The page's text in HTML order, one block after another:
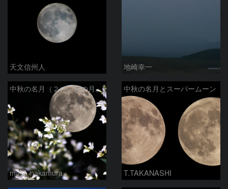
天文信州人 地崎幸一
中秋の名月（２）「萩の月」
masa-nakamura
中秋の名月とスーパームーン
T.TAKANASHI